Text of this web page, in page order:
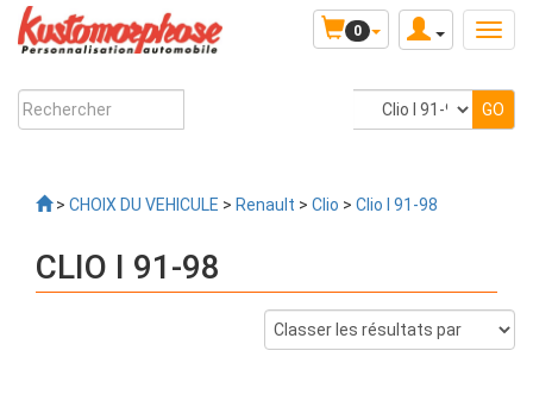
0
> CHOIX DU VEHICULE > Renault > Clio > Clio I 91-98
CLIO I 91-98